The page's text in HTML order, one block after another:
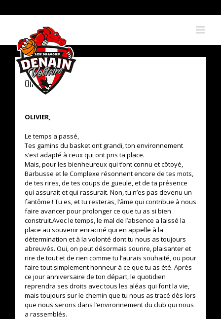
to
Olivier …
OLIVIER,
Le temps a passé,
Tes gamins du basket ont grandi, ton environnement
s’est adapté à ceux qui ont pris ta place.
Mais, pour les bienheureux qui t’ont connu et côtoyé,
Barbusse et le Complexe résonnent encore de tes mots,
de tes rires, de tes coups de gueule, et de ta présence
qui assurait et qui rassurait. Non, tu n’es pas devenu un
fantôme ! Tu es, et tu resteras, l’âme qui contribue à nous
faire avancer pour prolonger ce que tu as si bien
construit.Avec le temps, le mal de l’absence a laissé la
place au souvenir enraciné qui en appelle à la
détermination et à la volonté dont tu nous as toujours
abreuvés. Oui, on peut désormais sourire, plaisanter et
rire de tout et de rien comme tu l’aurais souhaité, ou pour
faire tout simplement honneur à ce que tu as été. Après
ce jour anniversaire de ton départ, le quotidien
reprendra ses droits avec tous les aléas qui font la vie,
mais toujours sur le chemin que tu nous as tracé dès lors
que nous serons dans l’environnement du club qui nous
a rassemblés.